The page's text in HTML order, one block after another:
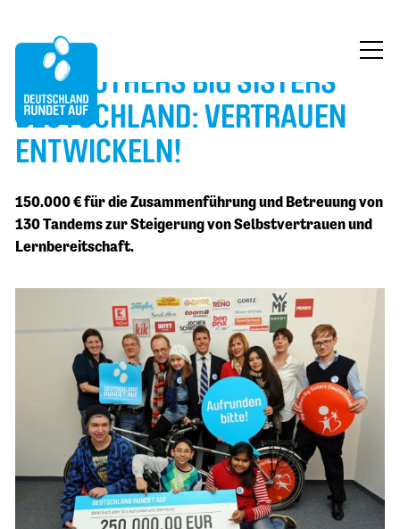
ÜBER UNS
MITMACHEN
FÖRDERUNG
BLOG
JETZT SPENDEN
BIG BROTHERS BIG SISTERS
DEUTSCHLAND: VERTRAUEN
ENTWICKELN!
150.000 € für die Zusammenführung und Betreuung von
130 Tandems zur Steigerung von Selbstvertrauen und
Lernbereitschaft.